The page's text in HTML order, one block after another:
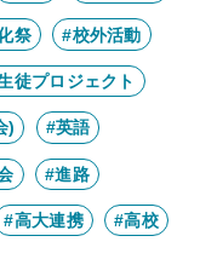
祭 #校外活動
徒プロジェクト
) #英語
#進路
#高大連携 #高校